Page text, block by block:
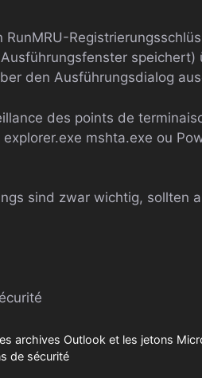
RunMRU-
den Ausführungsdialog
des points de
mshta.exe ou
sind zwar wichtig, sollten
archives Outlook et les jetons
de sécurité